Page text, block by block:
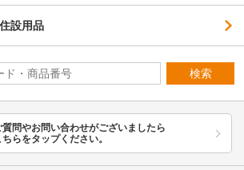
設用品
検索
質問やお問い合わせがございましたら
ちらをタップください。